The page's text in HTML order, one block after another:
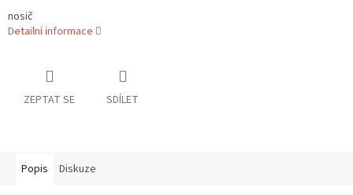
nosič
Detailní informace
ZEPTAT SE SDÍLET
Popis Diskuze